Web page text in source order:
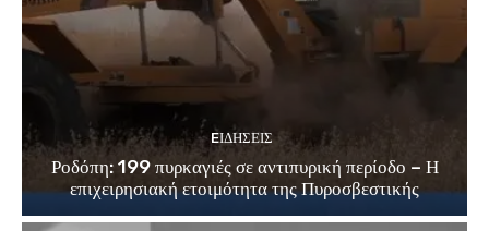
EΙΔΗΣΕΙΣ
Ροδόπη: 199 πυρκαγιές σε αντιπυρική περίοδο – Η
επιχειρησιακή ετοιμότητα της Πυροσβεστικής